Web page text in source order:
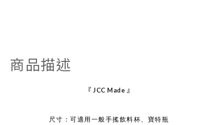
商品描述
『 JCC Made 』
尺寸：可適用一般手搖飲料杯、寶特瓶